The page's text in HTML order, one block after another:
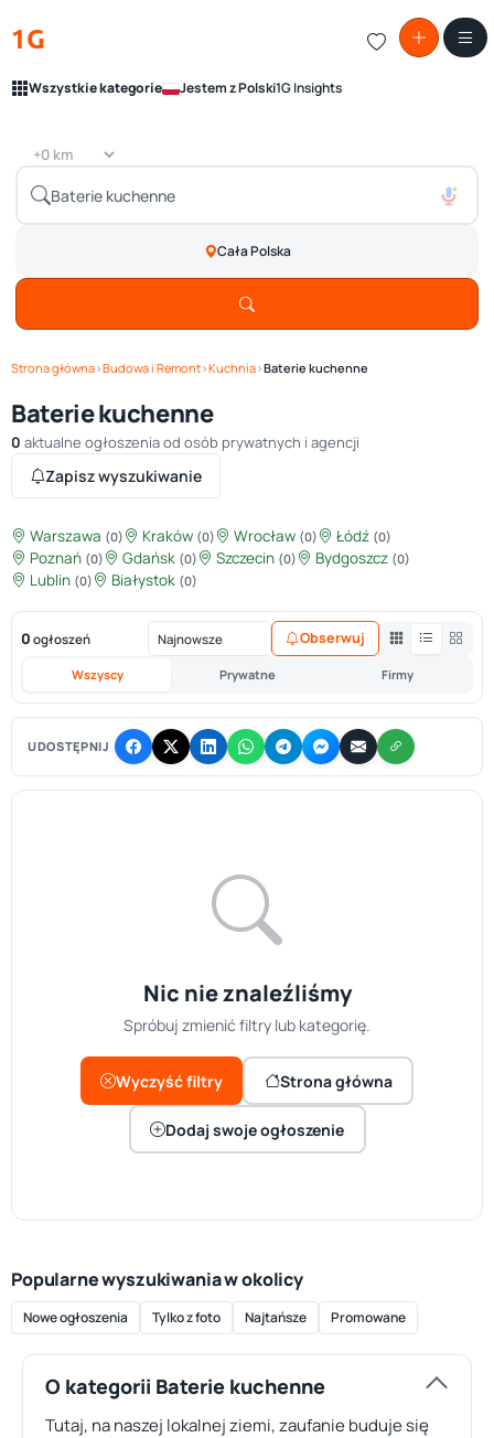
1G
Wszystkie kategorie Jestem z Polski1G Insights
Cała Polska
Strona główna›Budowa i Remont›Kuchnia›Baterie kuchenne
Baterie kuchenne
0 aktualne ogłoszenia od osób prywatnych i agencji
Zapisz wyszukiwanie
Warszawa (0) Kraków (0) Wrocław (0) Łódź (0)
Poznań (0) Gdańsk (0) Szczecin (0) Bydgoszcz (0)
Lublin (0) Białystok (0)
0 ogłoszeń
Wszyscy Prywatne Firmy
Obserwuj
UDOSTĘPNIJ
Nic nie znaleźliśmy
Spróbuj zmienić filtry lub kategorię.
Wyczyść filtry Strona główna
Dodaj swoje ogłoszenie
Popularne wyszukiwania w okolicy
Nowe ogłoszenia Tylko z foto Najtańsze Promowane
O kategorii Baterie kuchenne
Tutaj, na naszej lokalnej ziemi, zaufanie buduje się